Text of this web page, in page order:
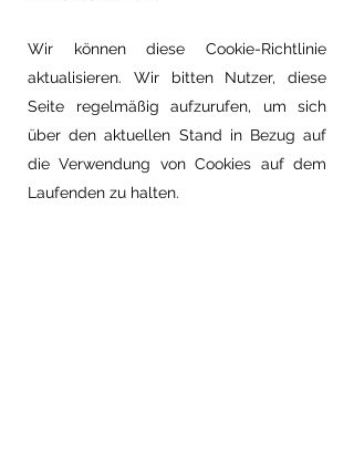
Wir können diese Cookie-Richtlinie
aktualisieren. Wir bitten Nutzer, diese
Seite regelmäßig aufzurufen, um sich
über den aktuellen Stand in Bezug auf
die Verwendung von Cookies auf dem
Laufenden zu halten.